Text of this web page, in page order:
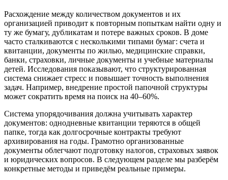
Расхождение между количеством документов и их
организацией приводит к повторным попыткам найти одну и
ту же бумагу, дубликатам и потере важных сроков. В доме
часто сталкиваются с несколькими типами бумаг: счета и
квитанции, документы по жилью, медицинские справки,
банки, страховки, личные документы и учебные материалы
детей. Исследования показывают, что структурированная
система снижает стресс и повышает точность выполнения
задач. Например, внедрение простой папочной структуры
может сократить время на поиск на 40–60%.
Система упорядочивания должна учитывать характер
документов: однодневные квитанции теряются в общей
папке, тогда как долгосрочные контракты требуют
архивирования на годы. Грамотно организованные
документы облегчают подготовку налогов, страховых заявок
и юридических вопросов. В следующем разделе мы разберём
конкретные методы и приведём реальные примеры.